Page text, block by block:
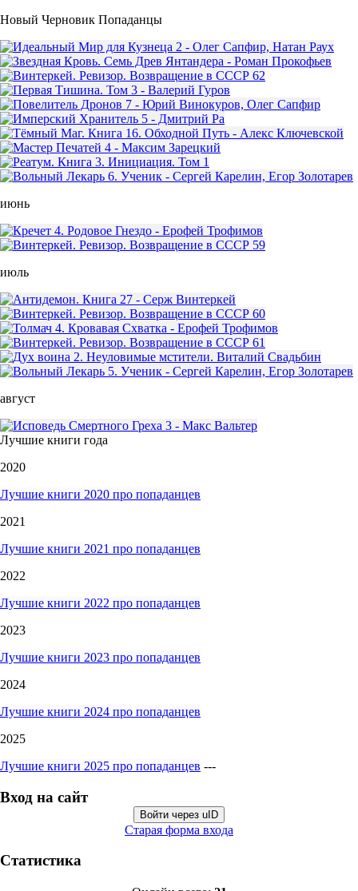
Новый Черновик Попаданцы
июнь
июль
август
Лучшие книги года
2020
Лучшие книги 2020 про попаданцев
2021
Лучшие книги 2021 про попаданцев
2022
Лучшие книги 2022 про попаданцев
2023
Лучшие книги 2023 про попаданцев
2024
Лучшие книги 2024 про попаданцев
2025
Лучшие книги 2025 про попаданцев ---
Вход на сайт
Войти через uID
Старая форма входа
Статистика